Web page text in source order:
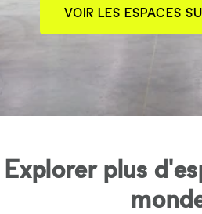
VOIR LES ESPACES
Explorer plus